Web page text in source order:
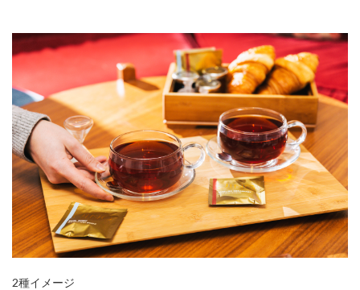
2種イメージ